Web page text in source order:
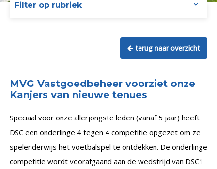
Filter op rubriek
terug naar overzicht
MVG Vastgoedbeheer voorziet onze
Kanjers van nieuwe tenues
Speciaal voor onze allerjongste leden (vanaf 5 jaar) heeft
DSC een onderlinge 4 tegen 4 competitie opgezet om ze
spelenderwijs het voetbalspel te ontdekken. De onderlinge
competitie wordt voorafgaand aan de wedstrijd van DSC1